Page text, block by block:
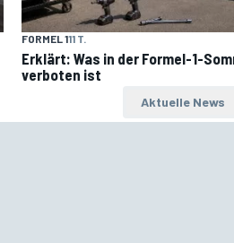
FORMEL 111 T.
Erklärt: Was in der Formel-1-
verboten ist
Aktuelle News